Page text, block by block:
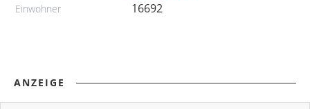
Einwohner 16692
ANZEIGE